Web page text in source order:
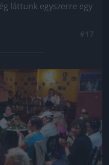
láttunk egyszerre egy
kép!